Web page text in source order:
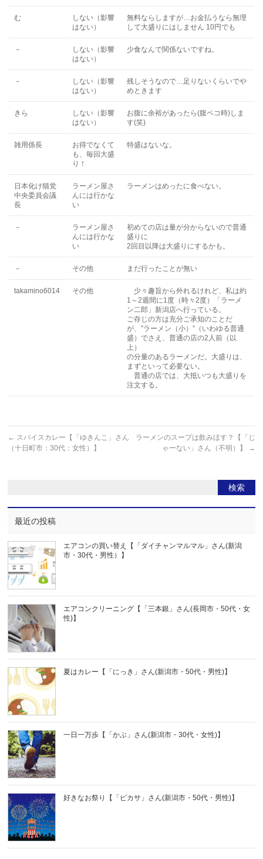
む
しない（影響
はない）
無料ならしますが…お金払うなら無理
して大盛りにはしません 10円でも
－
しない（影響
はない）
少食なんで関係ないですね。
－
しない（影響
はない）
残しそうなので…足りないくらいでや
めときます
きら
しない（影響
はない）
お腹に余裕があったら(腹ペコ時)しま
す(笑)
雑用係長
お得でなくて
も、毎回大盛
り！
特盛はないな。
日本化け猫党
中央委員会議
長
ラーメン屋さ
んには行かな
い
ラーメンはめったに食べない。
－
ラーメン屋さ
んには行かな
い
初めての店は量が分からないので普通
盛りに
2回目以降は大盛りにするかも。
－ その他 まだ行ったことが無い
takamino6014 その他
少々趣旨から外れるけれど、私は約
1～2週間に1度（時々2度）「ラーメ
ン二郎」新潟店へ行っている。
ご存じの方は充分ご承知のことだ
が、”ラーメン（小）”（いわゆる普通
盛）でさえ、普通の店の2人前（以
上）
の分量のあるラーメンだ。大盛りは、
まずといって必要ない。
普通の店では、大抵いつも大盛りを
注文する。
← スパイスカレー【「ゆきんこ」さん
（十日町市：30代：女性）】
ラーメンのスープは飲みほす？【「じ
ゃーない」さん（不明）】
→
最近の投稿
エアコンの買い替え【「ダイチャンマルマル」さん(新潟
市・30代・男性）】
エアコンクリーニング【「三本銀」さん(長岡市・50代・女
性)】
夏はカレー【「にっき」さん(新潟市・50代・男性)】
一日一万歩【「かぶ」さん(新潟市・30代・女性)】
好きなお祭り【「ピカサ」さん(新潟市・50代・男性)】